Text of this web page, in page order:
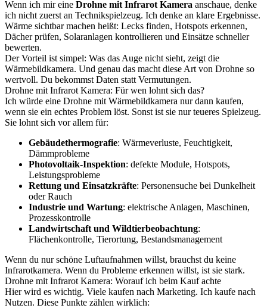
Wenn ich mir eine Drohne mit Infrarot Kamera anschaue, denke
ich nicht zuerst an Technikspielzeug. Ich denke an klare Ergebnisse.
Wärme sichtbar machen heißt: Lecks finden, Hotspots erkennen,
Dächer prüfen, Solaranlagen kontrollieren und Einsätze schneller
bewerten.
Der Vorteil ist simpel: Was das Auge nicht sieht, zeigt die
Wärmebildkamera. Und genau das macht diese Art von Drohne so
wertvoll. Du bekommst Daten statt Vermutungen.
Drohne mit Infrarot Kamera: Für wen lohnt sich das?
Ich würde eine Drohne mit Wärmebildkamera nur dann kaufen,
wenn sie ein echtes Problem löst. Sonst ist sie nur teueres Spielzeug.
Sie lohnt sich vor allem für:
Gebäudethermografie: Wärmeverluste, Feuchtigkeit,
Dämmprobleme
Photovoltaik-Inspektion: defekte Module, Hotspots,
Leistungsprobleme
Rettung und Einsatzkräfte: Personensuche bei Dunkelheit
oder Rauch
Industrie und Wartung: elektrische Anlagen, Maschinen,
Prozesskontrolle
Landwirtschaft und Wildtierbeobachtung:
Flächenkontrolle, Tierortung, Bestandsmanagement
Wenn du nur schöne Luftaufnahmen willst, brauchst du keine
Infrarotkamera. Wenn du Probleme erkennen willst, ist sie stark.
Drohne mit Infrarot Kamera: Worauf ich beim Kauf achte
Hier wird es wichtig. Viele kaufen nach Marketing. Ich kaufe nach
Nutzen. Diese Punkte zählen wirklich: